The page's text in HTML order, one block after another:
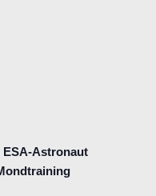
ESA-Astronaut